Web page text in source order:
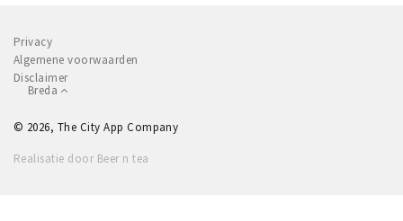
Privacy
Algemene voorwaarden
Disclaimer
Breda
© 2026, The City App Company
Realisatie door Beer n tea